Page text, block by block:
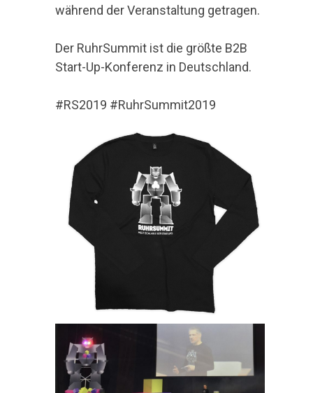
während der Veranstaltung getragen.
Der RuhrSummit ist die größte B2B
Start-Up-Konferenz in Deutschland.
#RS2019 #RuhrSummit2019